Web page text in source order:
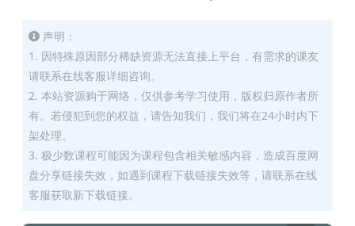
声明：
1. 因特殊原因部分稀缺资源无法直接上平台，有需求的课友
请联系在线客服详细咨询。
2. 本站资源购于网络，仅供参考学习使用，版权归原作者所
有。若侵犯到您的权益，请告知我们，我们将在24小时内下
架处理。
3. 极少数课程可能因为课程包含相关敏感内容，造成百度网
盘分享链接失效，如遇到课程下载链接失效等，请联系在线
客服获取新下载链接。